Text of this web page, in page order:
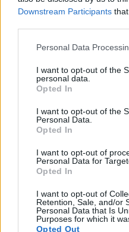
Downstream Participants
Personal Data
I want to opt-out of the
personal data.
Opted In
I want to opt-out of the
Personal Data.
Opted In
I want to opt-out of
Personal Data for
Opted In
I want to opt-out of
Retention, Sale, and/or
Personal Data that Is
Purposes for which it
Opted Out
ΑΘΛΗΤΙΣΜΟΣ
απ’ τον
7
γύρου -